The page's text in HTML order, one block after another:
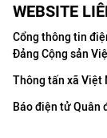
WEBSITE
Cổng thông tin
Đảng Cộng sản
Thông tấn xã Việt
Báo điện tử Quân